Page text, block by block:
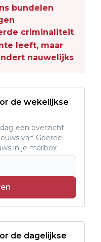
bundelen
criminaliteit
leeft, maar
nauwelijks
de wekelijkse
een overzicht
van Goeree-
in je mailbox
de dagelijkse